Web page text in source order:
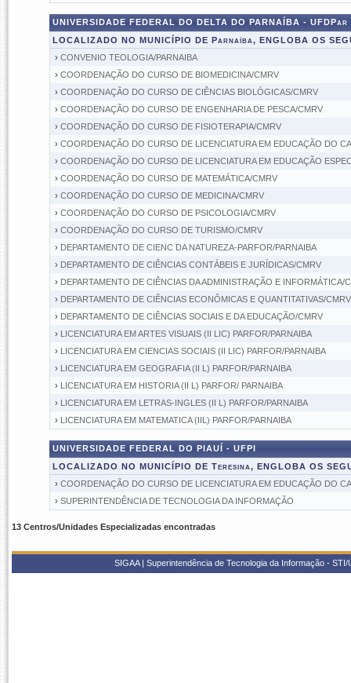
UNIVERSIDADE FEDERAL DO DELTA DO PARNAÍBA - UFDPar
LOCALIZADO NO MUNICÍPIO DE Parnaíba, ENGLOBA OS
› CONVENIO TEOLOGIA/PARNAIBA
› COORDENAÇÃO DO CURSO DE BIOMEDICINA/CMRV
› COORDENAÇÃO DO CURSO DE CIÊNCIAS BIOLÓGICAS/CMRV
› COORDENAÇÃO DO CURSO DE ENGENHARIA DE PESCA/CMRV
› COORDENAÇÃO DO CURSO DE FISIOTERAPIA/CMRV
› COORDENAÇÃO DO CURSO DE LICENCIATURA EM EDUCAÇÃO DO
› COORDENAÇÃO DO CURSO DE LICENCIATURA EM EDUCAÇÃO
› COORDENAÇÃO DO CURSO DE MATEMÁTICA/CMRV
› COORDENAÇÃO DO CURSO DE MEDICINA/CMRV
› COORDENAÇÃO DO CURSO DE PSICOLOGIA/CMRV
› COORDENAÇÃO DO CURSO DE TURISMO/CMRV
› DEPARTAMENTO DE CIENC DA NATUREZA-PARFOR/PARNAIBA
› DEPARTAMENTO DE CIÊNCIAS CONTÁBEIS E JURÍDICAS/CMRV
› DEPARTAMENTO DE CIÊNCIAS DA ADMINISTRAÇÃO E INFORMÁTICA/
› DEPARTAMENTO DE CIÊNCIAS ECONÔMICAS E QUANTITATIVAS/CMRV
› DEPARTAMENTO DE CIÊNCIAS SOCIAIS E DA EDUCAÇÃO/CMRV
› LICENCIATURA EM ARTES VISUAIS (II LIC) PARFOR/PARNAIBA
› LICENCIATURA EM CIENCIAS SOCIAIS (II LIC) PARFOR/PARNAIBA
› LICENCIATURA EM GEOGRAFIA (II L) PARFOR/PARNAIBA
› LICENCIATURA EM HISTORIA (II L) PARFOR/ PARNAIBA
› LICENCIATURA EM LETRAS-INGLES (II L) PARFOR/PARNAIBA
› LICENCIATURA EM MATEMATICA (IIL) PARFOR/PARNAIBA
UNIVERSIDADE FEDERAL DO PIAUÍ - UFPI
LOCALIZADO NO MUNICÍPIO DE Teresina, ENGLOBA OS
› COORDENAÇÃO DO CURSO DE LICENCIATURA EM EDUCAÇÃO DO
› SUPERINTENDÊNCIA DE TECNOLOGIA DA INFORMAÇÃO
13 Centros/Unidades Especializadas encontradas
SIGAA | Superintendência de Tecnologia da Informação -